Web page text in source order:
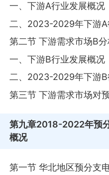
一、下游A行业发展概况
二、2023-2029年下游
第二节 下游需求市场B
一、下游B行业发展概况
二、2023-2029年下游B
第三节 下游需求市场对
第九章2018-2022年预
概况
第一节 华北地区预分支